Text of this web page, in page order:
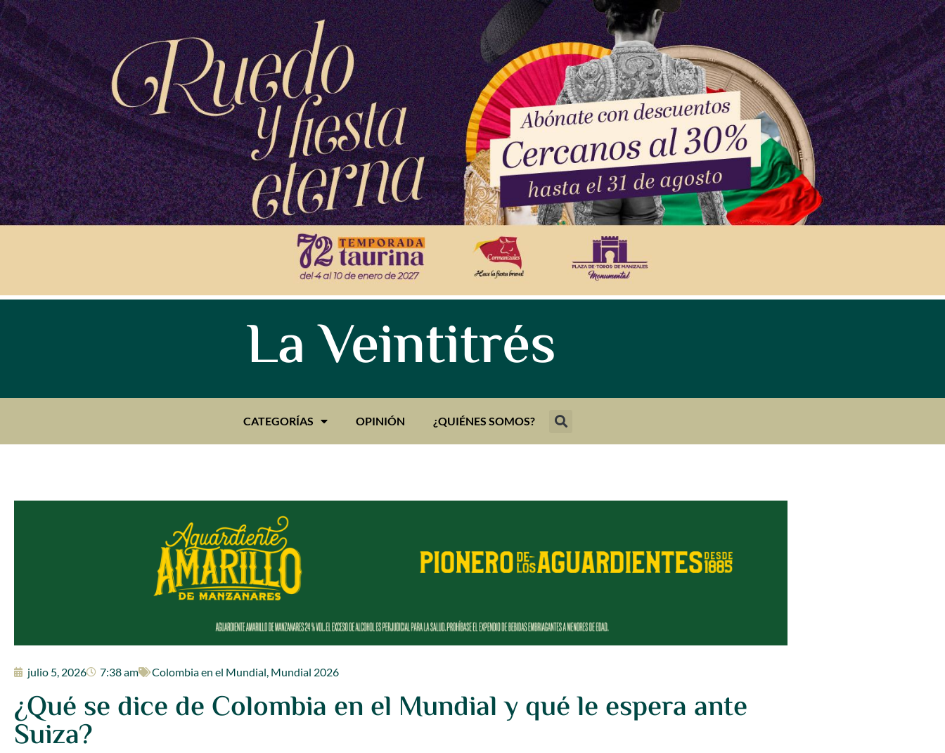
La Veintitrés
CATEGORÍAS OPINIÓN ¿QUIÉNES SOMOS?
julio 5, 2026 7:38 am Colombia en el Mundial, Mundial 2026
¿Qué se dice de Colombia en el Mundial y qué le espera ante
Suiza?